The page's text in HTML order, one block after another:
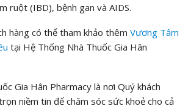
ruột (IBD), bệnh gan và AIDS.
hàng có thể tham khảo thêm Vương Tâm
tại Hệ Thống Nhà Thuốc Gia Hân
Gia Hân Pharmacy là nơi Quý khách
niềm tin để chăm sóc sức khoẻ cho cả